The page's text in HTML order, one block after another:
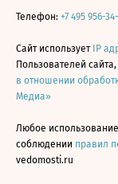
Телефон: +7 495 956-
Сайт использует IP
Пользователей
в отношении
Медиа»
Любое
соблюдении правил
vedomosti.ru